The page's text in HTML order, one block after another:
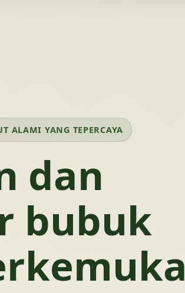
ALAMI YANG TEPERCAYA
dan
bubuk